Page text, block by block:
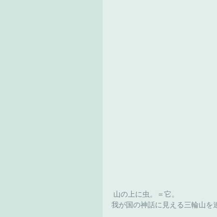
山の上に虫。＝它。
我が国の神話に見える三輪山を